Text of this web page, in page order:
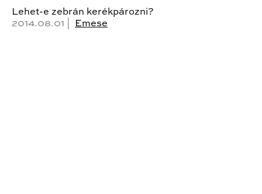
Lehet-e zebrán kerékpározni?
2014.08.01 |
Emese